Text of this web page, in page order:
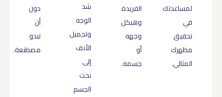
لمساعدتك
في
تحقيق
مظهرك
المثالي.
الفريدة
وهيكل
وجهه
أو
جسمه.
شد
الوجه
وتجميل
الأنف
إلى
نحت
الجسم
دون
أن
تبدو
مصطنعة.